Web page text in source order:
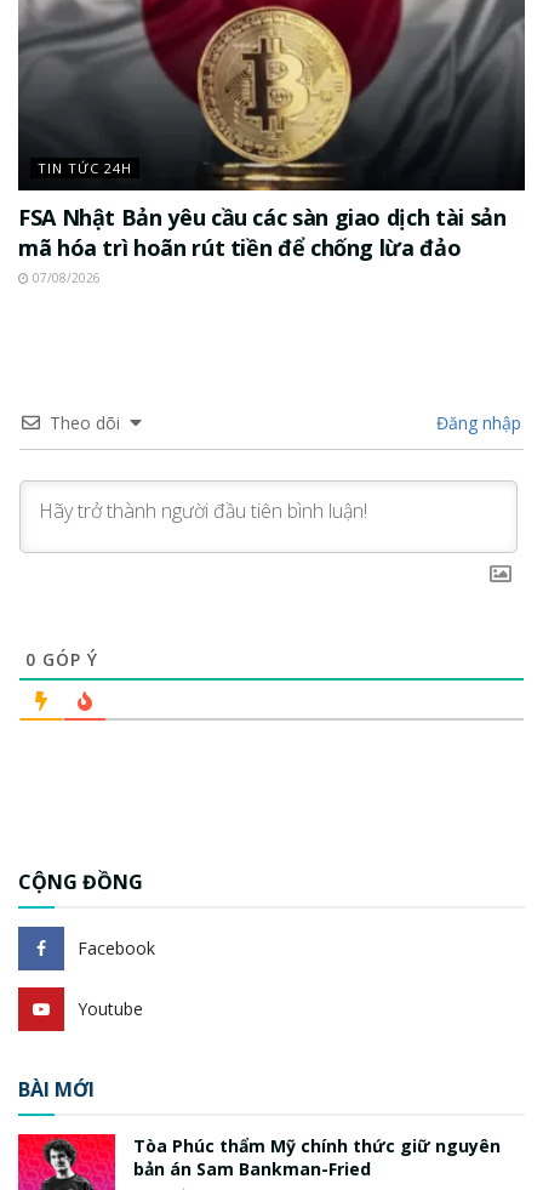
TIN TỨC 24H
FSA Nhật Bản yêu cầu các sàn giao dịch tài sản
mã hóa trì hoãn rút tiền để chống lừa đảo
07/08/2026
Theo dõi Đăng nhập
0 GÓP Ý
CỘNG ĐỒNG
Facebook
Youtube
BÀI MỚI
Tòa Phúc thẩm Mỹ chính thức giữ nguyên
bản án Sam Bankman-Fried